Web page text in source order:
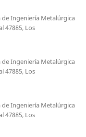
de Ingeniería Metalúrgica
47885, Los
de Ingeniería Metalúrgica
47885, Los
de Ingeniería Metalúrgica
47885, Los